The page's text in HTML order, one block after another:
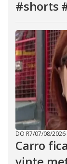
#shorts
DO R7/07/08/2026
Carro